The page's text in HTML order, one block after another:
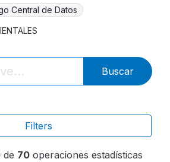
Central de Datos
Buscar
Filters
de 70 operaciones estadísticas